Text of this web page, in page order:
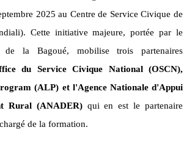
2025 au Centre de Service Civique de
Cette initiative majeure, portée par le
de la Bagoué, mobilise trois partenaires
du Service Civique National (OSCN),
(ALP) et l'Agence Nationale d'Appui
Rural (ANADER)qui en est le partenaire
de la formation.